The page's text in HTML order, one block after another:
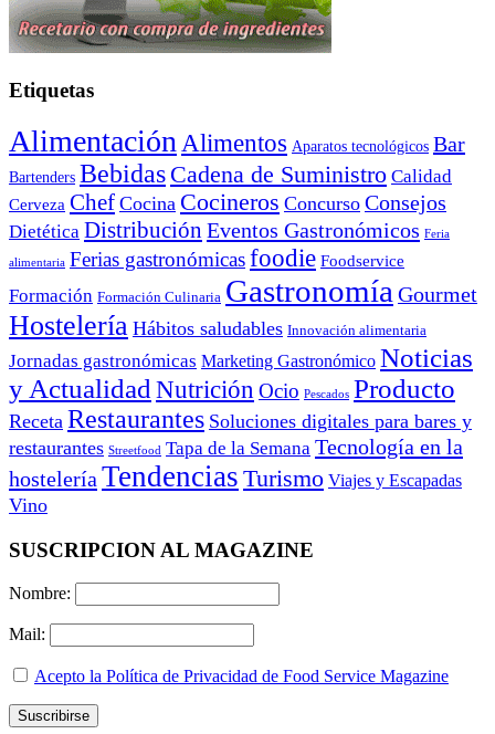
Etiquetas
Alimentación Alimentos Aparatos tecnológicos Bar
Bartenders Bebidas Cadena de Suministro Calidad
Cerveza Chef Cocina Cocineros Concurso Consejos
Dietética Distribución Eventos Gastronómicos Feria
alimentaria Ferias gastronómicasfoodie Foodservice
Formación Formación Culinaria Gastronomía Gourmet
Hostelería Hábitos saludables Innovación alimentaria
Jornadas gastronómicas Marketing Gastronómico Noticias
y Actualidad Nutrición Ocio Pescados Producto
Receta Restaurantes Soluciones digitales para bares y
restaurantes Streetfood Tapa de la Semana Tecnología en la
hostelería Tendencias Turismo Viajes y Escapadas
Vino
SUSCRIPCION AL MAGAZINE
Nombre:
Mail:
Acepto la Política de Privacidad de Food Service Magazine